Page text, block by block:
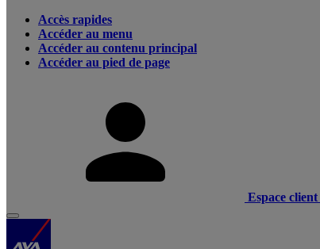
Accès rapides
Accéder au menu
Accéder au contenu principal
Accéder au pied de page
Espace client